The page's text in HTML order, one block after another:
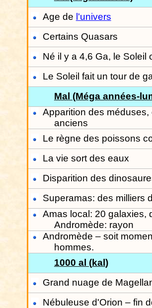
Age de l'univers
Certains Quasars
Né il y a 4,6 Ga, le Soleil
Le Soleil fait un tour de
Mal (Méga années-
Apparition des
anciens
Le règne des poissons
La vie sort des eaux
Disparition des
Superamas: des milliers
Amas local: 20 galaxies,
Andromède: rayon
Andromède – soit
hommes.
1000 al (kal )
Grand nuage de
Nébuleuse d'Orion – fin